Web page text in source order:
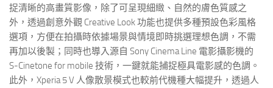
捉清晰的高畫質影像，除了可呈現細緻、自然的膚色質感之
外，透過創意外觀 Creative Look 功能也提供多種預設色彩風格
選項，方便在拍攝時依據場景與情境即時挑選理想色調，不需
再加以後製；同時也導入源自 Sony Cinema Line 電影攝影機的
S-Cinetone for mobile 技術，一鍵就能捕捉極具電影感的色調。
此外，Xperia 5 V 人像散景模式也較前代機種大幅提升，透過人